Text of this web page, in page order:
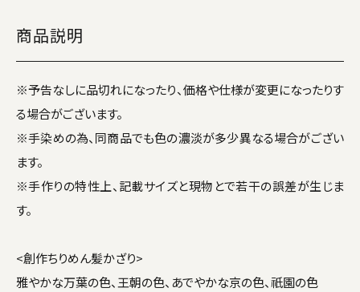
商品説明
※予告なしに品切れになったり、価格や仕様が変更になったりす
る場合がございます。
※手染めの為、同商品でも色の濃淡が多少異なる場合がござい
ます。
※手作りの特性上、記載サイズと現物とで若干の誤差が生じま
す。
<創作ちりめん髪かざり>
雅やかな万葉の色、王朝の色、あでやかな京の色、祇園の色